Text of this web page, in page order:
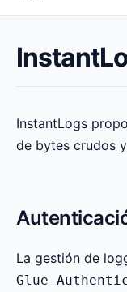
InstantLogs
de bytes crudos
La gestión de
Glue-